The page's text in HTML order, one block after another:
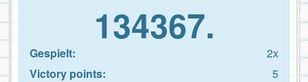
134367.
Gespielt:
2x
Victory points:
5